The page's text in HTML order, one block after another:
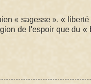
« sagesse », «
de l'espoir que du «